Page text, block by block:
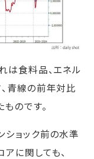
は食料品、エネル
青線の前年対比
のです。
ショック前の水準
に関しても、